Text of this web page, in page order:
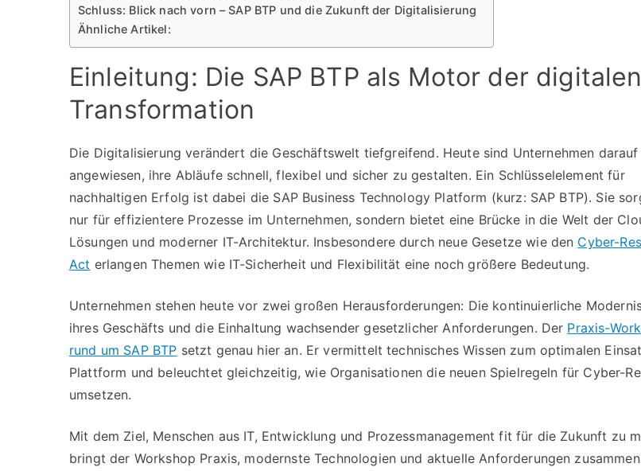
Schluss: Blick nach vorn – SAP BTP und die Zukunft der Digitalisierung
Ähnliche Artikel:
Einleitung: Die SAP BTP als Motor der digitalen
Transformation
Die Digitalisierung verändert die Geschäftswelt tiefgreifend. Heute sind Unternehmen darauf
angewiesen, ihre Abläufe schnell, flexibel und sicher zu gestalten. Ein Schlüsselelement für
nachhaltigen Erfolg ist dabei die SAP Business Technology Platform (kurz: SAP BTP). Sie
nur für effizientere Prozesse im Unternehmen, sondern bietet eine Brücke in die Welt der
Lösungen und moderner IT-Architektur. Insbesondere durch neue Gesetze wie den Cyber-
Act erlangen Themen wie IT-Sicherheit und Flexibilität eine noch größere Bedeutung.
Unternehmen stehen heute vor zwei großen Herausforderungen: Die kontinuierliche
ihres Geschäfts und die Einhaltung wachsender gesetzlicher Anforderungen. Der Praxis-
rund um SAP BTP setzt genau hier an. Er vermittelt technisches Wissen zum optimalen
Plattform und beleuchtet gleichzeitig, wie Organisationen die neuen Spielregeln für Cyber-
umsetzen.
Mit dem Ziel, Menschen aus IT, Entwicklung und Prozessmanagement fit für die Zukunft zu
bringt der Workshop Praxis, modernste Technologien und aktuelle Anforderungen